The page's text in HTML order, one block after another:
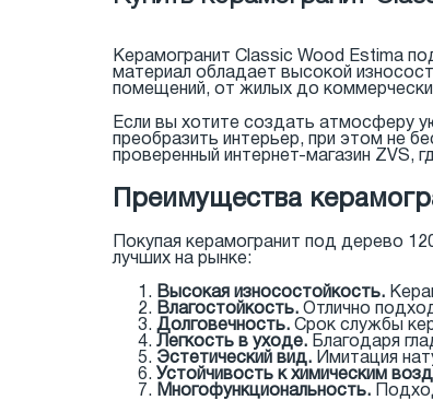
Керамогранит Classic Wood Estima
материал обладает высокой
помещений, от жилых до
Если вы хотите создать атмосферу
преобразить интерьер, при этом не
проверенный интернет-магазин ZVS,
Преимущества
Покупая керамогранит под дерево
лучших на рынке:
Высокая износостойкость.
Влагостойкость. Отлично
Долговечность. Срок службы
Легкость в уходе. Благодаря
Эстетический вид. Имитация
Устойчивость к химическим
Многофункциональность.